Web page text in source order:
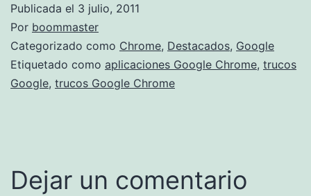
Publicada el 3 julio, 2011
Por boommaster
Categorizado como Chrome, Destacados, Google
Etiquetado como aplicaciones Google Chrome, trucos
Google, trucos Google Chrome
Dejar un comentario